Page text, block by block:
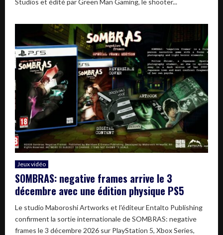
Studios et édité par Green Man Gaming, le shooter...
Jeux vidéo
SOMBRAS: negative frames arrive le 3
décembre avec une édition physique PS5
Le studio Maboroshi Artworks et l'éditeur Entalto Publishing
confirment la sortie internationale de SOMBRAS: negative
frames le 3 décembre 2026 sur PlayStation 5, Xbox Series,